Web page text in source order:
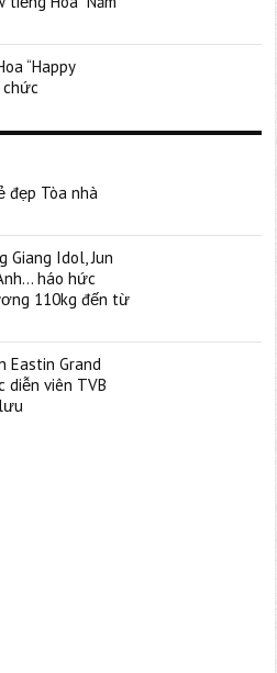
“Happy
chức
đẹp Tòa nhà
Giang Idol, Jun
háo hức
110kg đến từ
Eastin Grand
diễn viên TVB